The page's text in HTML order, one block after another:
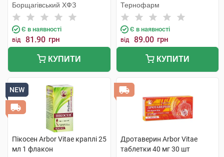
Борщагівський ХФЗ
Є в наявності
від 81.90 грн
КУПИТИ
Тернофарм
Є в наявності
від 89.00 грн
КУПИТИ
NEW
Пікосен Arbor Vitae краплі 25
мл 1 флакон
Дротаверин Arbor Vitae
таблетки 40 мг 30 шт